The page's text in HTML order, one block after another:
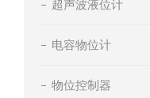
超声波液位计
电容物位计
物位控制器